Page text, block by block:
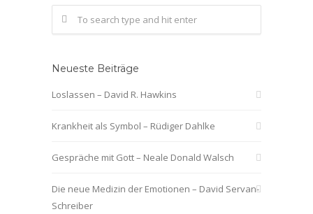
Neueste Beiträge
Loslassen – David R. Hawkins
Krankheit als Symbol – Rüdiger Dahlke
Gespräche mit Gott – Neale Donald Walsch
Die neue Medizin der Emotionen – David Servan-
Schreiber